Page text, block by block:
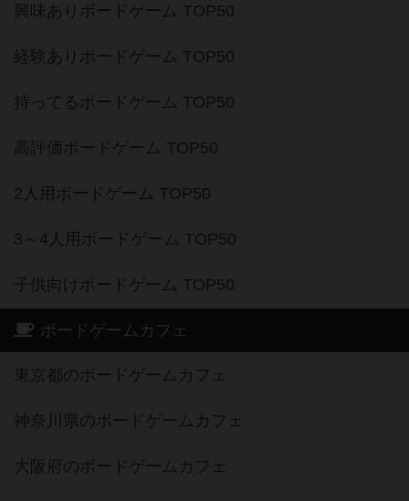
興味ありボードゲーム TOP50
経験ありボードゲーム TOP50
持ってるボードゲーム TOP50
高評価ボードゲーム TOP50
2人用ボードゲーム TOP50
3～4人用ボードゲーム TOP50
子供向けボードゲーム TOP50
ボードゲームカフェ
東京都のボードゲームカフェ
神奈川県のボードゲームカフェ
大阪府のボードゲームカフェ